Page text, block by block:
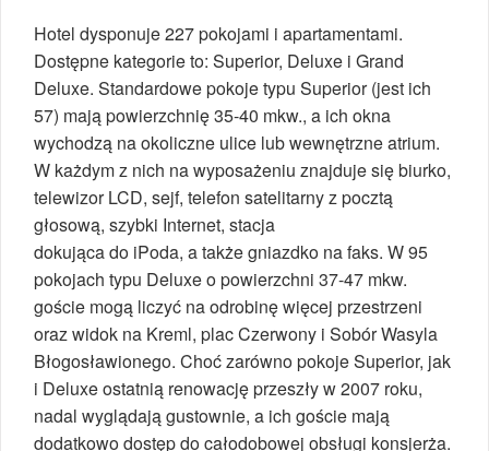
Hotel dysponuje 227 pokojami i apartamentami.
Dostępne kategorie to: Superior, Deluxe i Grand
Deluxe. Standardowe pokoje typu Superior (jest ich
57) mają powierzchnię 35-40 mkw., a ich okna
wychodzą na okoliczne ulice lub wewnętrzne atrium.
W każdym z nich na wyposażeniu znajduje się biurko,
telewizor LCD, sejf, telefon satelitarny z pocztą
głosową, szybki Internet, stacja
dokująca do iPoda, a także gniazdko na faks. W 95
pokojach typu Deluxe o powierzchni 37-47 mkw.
goście mogą liczyć na odrobinę więcej przestrzeni
oraz widok na Kreml, plac Czerwony i Sobór Wasyla
Błogosławionego. Choć zarówno pokoje Superior, jak
i Deluxe ostatnią renowację przeszły w 2007 roku,
nadal wyglądają gustownie, a ich goście mają
dodatkowo dostęp do całodobowej obsługi konsjerża.